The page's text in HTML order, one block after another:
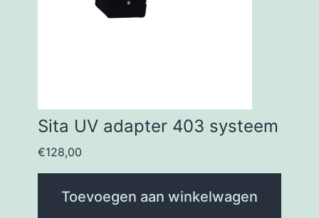
Sita UV adapter 403 systeem
€128,00
Toevoegen aan winkelwagen